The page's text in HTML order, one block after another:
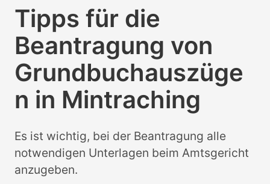
Tipps für die
Beantragung von
Grundbuchauszüge
n in Mintraching
Es ist wichtig, bei der Beantragung alle
notwendigen Unterlagen beim Amtsgericht
anzugeben.